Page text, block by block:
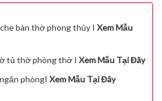
bàn thờ phong thủy I Xem Mẫu
tủ thờ phòng thờ I Xem Mẫu Tại Đây
phòngI Xem Mẫu Tại Đây